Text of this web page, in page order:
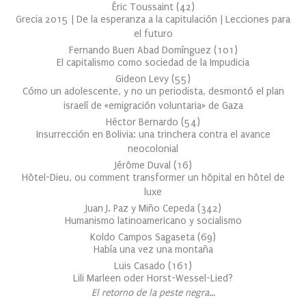
Éric Toussaint (42)
Grecia 2015 | De la esperanza a la capitulación | Lecciones para
el futuro
Fernando Buen Abad Domínguez (101 )
El capitalismo como sociedad de la Impudicia
Gideon Levy (55)
Cómo un adolescente, y no un periodista, desmontó el plan
israelí de «emigración voluntaria» de Gaza
Héctor Bernardo (54)
Insurrección en Bolivia: una trinchera contra el avance
neocolonial
Jérôme Duval (16)
Hôtel-Dieu, ou comment transformer un hôpital en hôtel de
luxe
Juan J. Paz y Miño Cepeda (342)
Humanismo latinoamericano y socialismo
Koldo Campos Sagaseta (69)
Había una vez una montaña
Luis Casado (161 )
Lili Marleen oder Horst-Wessel-Lied?
El retorno de la peste negra…